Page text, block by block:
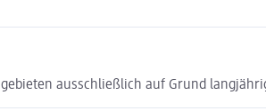
ausschließlich auf Grund